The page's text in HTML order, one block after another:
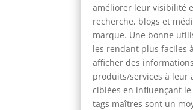
améliorer leur visibilité
recherche, blogs et
marque. Une bonne
les rendant plus faciles
afficher des
produits/services à leur
ciblées en influençant
tags maîtres sont un